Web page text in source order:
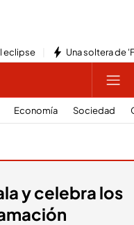
eclipse Una soltera de
Economía Sociedad
y celebra los